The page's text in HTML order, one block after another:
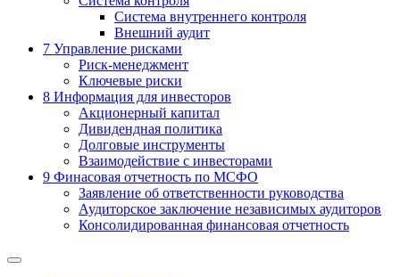
Система внутреннего контроля
Внешний аудит
7 Управление рисками
Риск-менеджмент
Ключевые риски
8 Информация для инвесторов
Акционерный капитал
Дивидендная политика
Долговые инструменты
Взаимодействие с инвеcторами
9 Финасовая отчетность по МСФО
Заявление об ответственности руководства
Аудиторское заключение независимых аудиторов
Консолидированная финансовая отчетность